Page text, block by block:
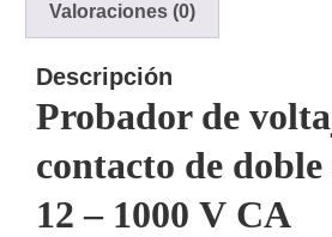
y
ElectricidadRG59
Tipo
CaPTelefónico
VGA
/ DVI /
HDMI
Cámaras
IP y NVRs
Valoraciones (0)
Descripción
Probador de
contacto de
12 – 1000 V CA